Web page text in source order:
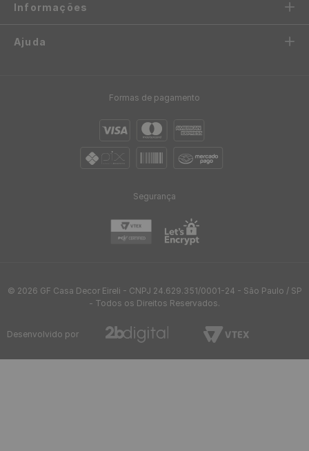
Informações
Ajuda
Formas de pagamento
Segurança
© 2026 GF Casa Decor Eireli - CNPJ 24.629.351/0001-24 - São Paulo / SP
- Todos os Direitos Reservados.
Desenvolvido por